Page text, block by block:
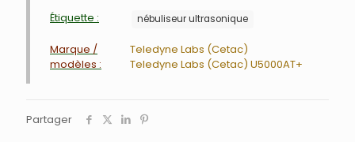
Étiquette :
nébuliseur ultrasonique
Marque /
modèles :
Teledyne Labs (Cetac)
Teledyne Labs (Cetac) U5000AT+
Partager